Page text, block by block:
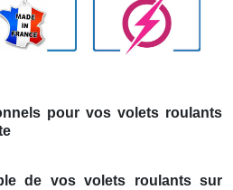
pour vos volets roulants
de vos volets roulants sur